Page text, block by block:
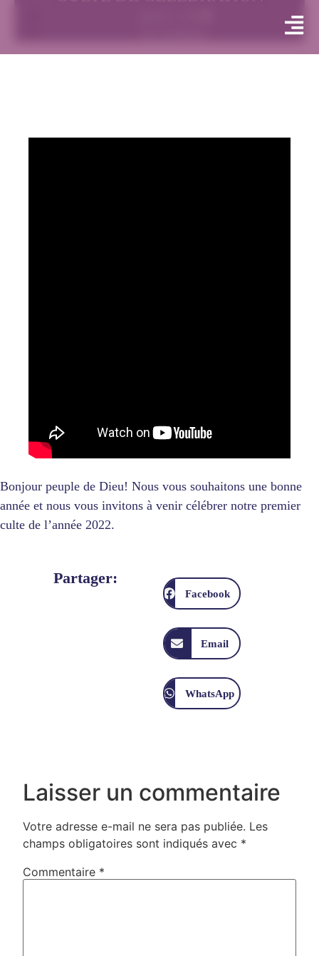
Bonjour peuple de Dieu! Nous vous souhaitons une bonne
année et nous vous invitons à venir célébrer notre premier
culte de l’année 2022.
Partager:
Facebook
Email
WhatsApp
Laisser un commentaire
Votre adresse e-mail ne sera pas publiée. Les
champs obligatoires sont indiqués avec *
Commentaire *